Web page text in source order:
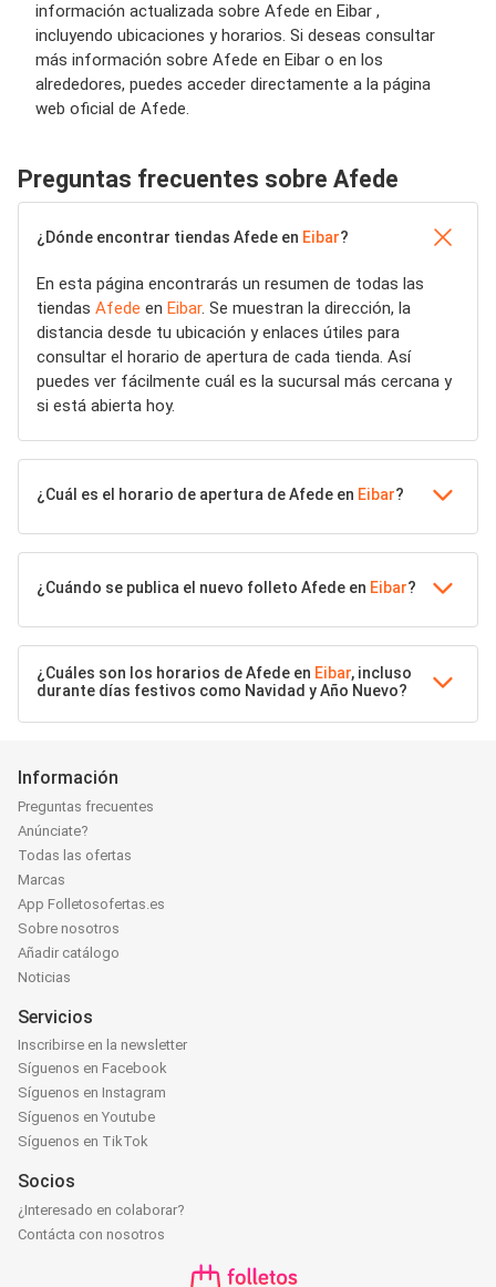
información actualizada sobre Afede en Eibar ,
incluyendo ubicaciones y horarios. Si deseas consultar
más información sobre Afede en Eibar o en los
alrededores, puedes acceder directamente a la página
web oficial de Afede.
Preguntas frecuentes sobre Afede
¿Dónde encontrar tiendas Afede en Eibar?
En esta página encontrarás un resumen de todas las
tiendas Afede en Eibar. Se muestran la dirección, la
distancia desde tu ubicación y enlaces útiles para
consultar el horario de apertura de cada tienda. Así
puedes ver fácilmente cuál es la sucursal más cercana y
si está abierta hoy.
¿Cuál es el horario de apertura de Afede en Eibar?
¿Cuándo se publica el nuevo folleto Afede en Eibar?
¿Cuáles son los horarios de Afede en Eibar, incluso
durante días festivos como Navidad y Año Nuevo?
Información
Preguntas frecuentes
Anúnciate?
Todas las ofertas
Marcas
App Folletosofertas.es
Sobre nosotros
Añadir catálogo
Noticias
Servicios
Inscribirse en la newsletter
Síguenos en Facebook
Síguenos en Instagram
Síguenos en Youtube
Síguenos en TikTok
Socios
¿Interesado en colaborar?
Contácta con nosotros